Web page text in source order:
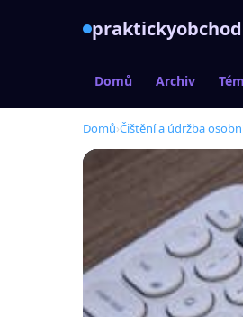
Domů Archiv
Domů›Čištění a údržba